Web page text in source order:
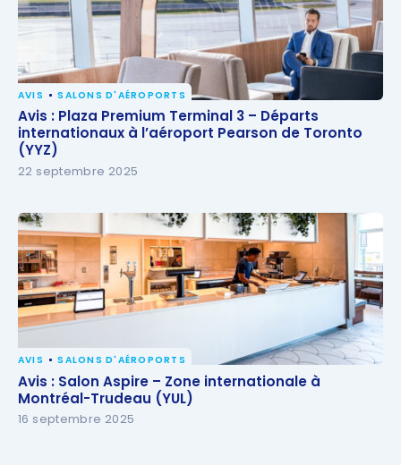
Avis : Plaza Premium Terminal 3 – Départs
internationaux à l’aéroport Pearson de Toronto
(YYZ)
AVIS SALONS D'AÉROPORTS
Avis : Plaza Premium Terminal 3 – Départs
internationaux à l’aéroport Pearson de Toronto
(YYZ)
22 septembre 2025
Avis : Salon Aspire – Zone internationale à
Montréal-Trudeau (YUL)
AVIS SALONS D'AÉROPORTS
Avis : Salon Aspire – Zone internationale à
Montréal-Trudeau (YUL)
16 septembre 2025